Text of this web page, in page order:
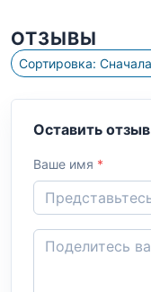
ОТЗЫВЫ
Сортировка:
Оставить отзыв
Ваше имя *